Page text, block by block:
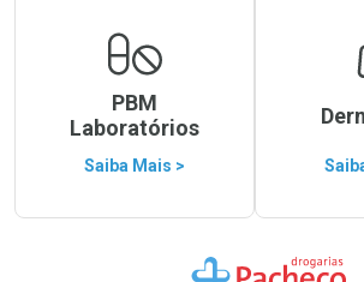
PBM
Laboratórios
Saiba Mais >
Ir para a Home